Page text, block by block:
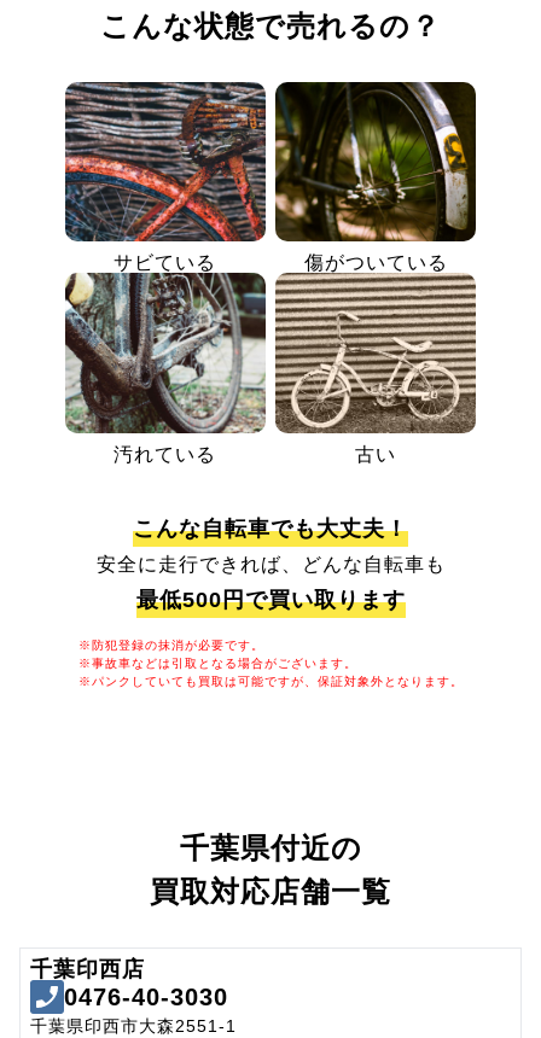
こんな状態で売れるの？
サビている 傷がついている
汚れている 古い
こんな自転車でも大丈夫！
安全に走行できれば、どんな自転車も
最低500円で買い取ります
※防犯登録の抹消が必要です。
※事故車などは引取となる場合がございます。
※パンクしていても買取は可能ですが、保証対象外となります。
千葉県付近の
買取対応店舗一覧
千葉印西店
0476-40-3030
千葉県印西市大森2551-1